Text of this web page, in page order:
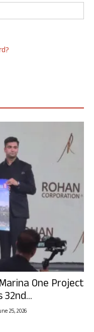
One Project
25, 2026